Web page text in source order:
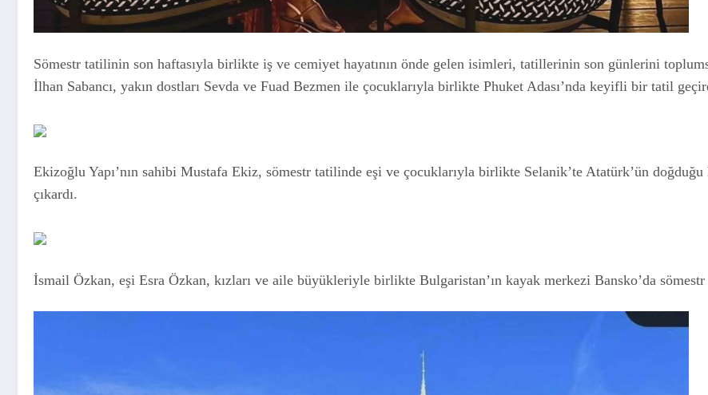
Sömestr tatilinin son haftasıyla birlikte iş ve cemiyet hayatının önde gelen isimleri, tatillerinin son günlerini
İlhan Sabancı, yakın dostları Sevda ve Fuad Bezmen ile çocuklarıyla birlikte Phuket Adası’nda keyifli bir tatil
Ekizoğlu Yapı’nın sahibi Mustafa Ekiz, sömestr tatilinde eşi ve çocuklarıyla birlikte Selanik’te Atatürk’ün
çıkardı.
İsmail Özkan, eşi Esra Özkan, kızları ve aile büyükleriyle birlikte Bulgaristan’ın kayak merkezi Bansko’da